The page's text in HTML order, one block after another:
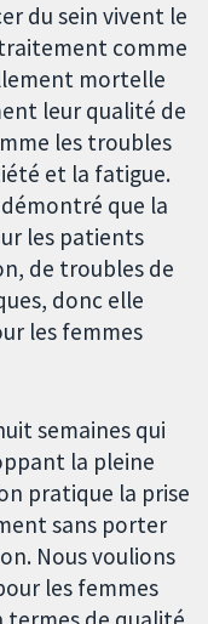
du sein vivent le
comme
mortelle
leur qualité de
les troubles
et la fatigue.
que la
les patients
de troubles de
donc elle
les femmes
semaines qui
la pleine
pratique la prise
sans porter
Nous voulions
les femmes